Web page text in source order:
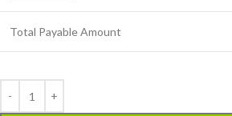
Total Payable Amount